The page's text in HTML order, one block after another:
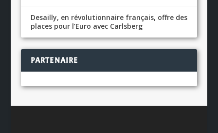
Desailly, en révolutionnaire français, offre des
places pour l’Euro avec Carlsberg
PARTENAIRE